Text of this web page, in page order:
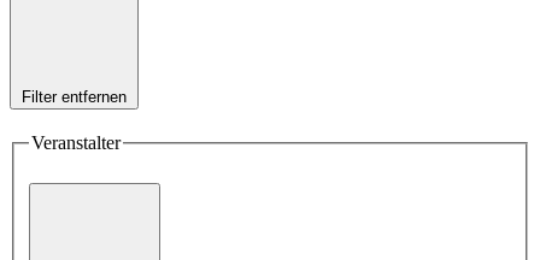
Filter entfernen
Veranstalter